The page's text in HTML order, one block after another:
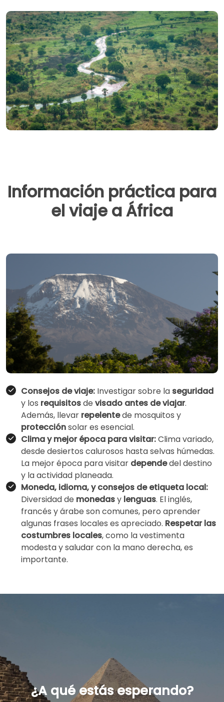
Información práctica para
el viaje a África
Consejos de viaje: Investigar sobre la seguridad
y los requisitosde visado antes de viajar.
Además, llevar repelentede mosquitos y
protecciónsolar es esencial.
Clima y mejor época para visitar:Clima variado,
desde desiertos calurosos hasta selvas húmedas.
La mejor época para visitar dependedel destino
y la actividad planeada.
Moneda, idioma, y consejos de etiqueta local:
Diversidad de monedasy lenguas. El inglés,
francés y árabe son comunes, pero aprender
algunas frases locales es apreciado. Respetar las
costumbres locales, como la vestimenta
modesta y saludar con la mano derecha, es
importante.
¿A qué estás esperando?